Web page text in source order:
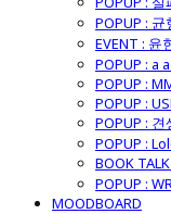
POPUP :
EVENT : 윤
POPUP : a
POPUP :
POPUP :
POPUP :
POPUP :
BOOK
POPUP :
MOODBOARD